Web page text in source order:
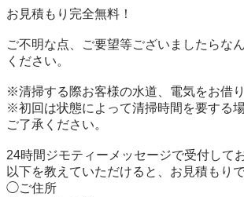
お見積もり完全無料！
ご不明な点、ご要望等ございましたらな
ください。
※清掃する際お客様の水道、電気をお借り
※初回は状態によって清掃時間を要する
ご了承ください。
24時間ジモティーメッセージで受付して
以下を教えていただけると、お見積もり
◯ご住所